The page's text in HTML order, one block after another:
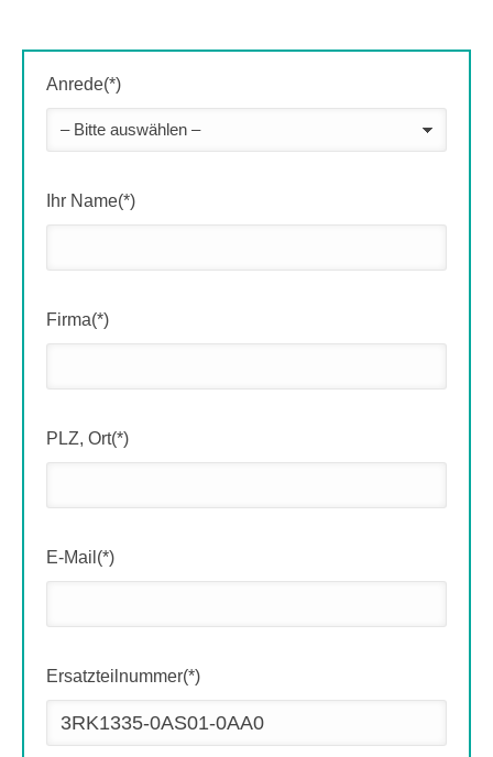
Anrede(*)
Ihr Name(*)
Firma(*)
PLZ, Ort(*)
E-Mail(*)
Ersatzteilnummer(*)